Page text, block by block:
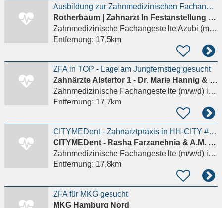
Ausbildung zur Zahnmedizinischen Fachangestellten - ZFA (m/w/d)
Rotherbaum | Zahnarzt In Festanstellung (m/w/d) Gesucht
Zahnmedizinische Fachangestellte Azubi (m/w/d)
Entfernung: 17,5km
ZFA in TOP - Lage am Jungfernstieg gesucht
Zahnärzte Alstertor 1 - Dr. Marie Hannig & Dr. Maximilian Schick, M.Sc.
Zahnmedizinische Fachangestellte (m/w/d)in Hamburg
Entfernung: 17,7km
CITYMEDent - Zahnarztpraxis in HH-CITY #ZFA gesucht!
CITYMEDent - Rasha Farzanehnia & A.M. Zafari
Zahnmedizinische Fachangestellte (m/w/d)in Hamburg
Entfernung: 17,8km
ZFA für MKG gesucht
MKG Hamburg Nord